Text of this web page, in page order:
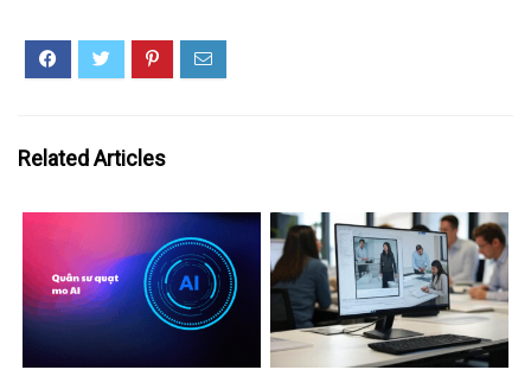
Related Articles